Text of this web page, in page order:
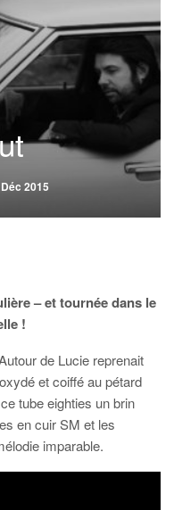
2015
– et tournée dans le
!
de Lucie reprenait
et coiffé au pétard
tube eighties un brin
en cuir SM et les
imparable.